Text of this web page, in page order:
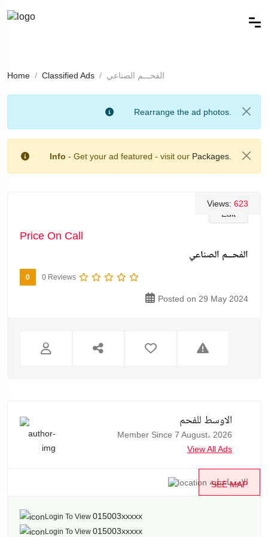
Home Classified Ads الفحـــم الصناعي
Rearrange the ad photos.
Info - Get your ad featured - visit our Packages.
Edit
Views: 623
Price On Call
الفحـــم الصناعي
0 0 Reviews
Posted on 29 May 2024
الاوسط للفحم
Member Since 7 August، 2026
View All Ads
SEE MAP
الإسماعيلية
Login To View 015003xxxxx
Login To View 015003xxxxx